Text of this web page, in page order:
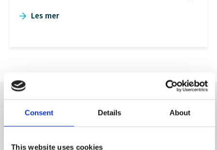
Consent Details About
This website uses cookies
Les mer
Nyhetsbrev fra Wergelandsenteret